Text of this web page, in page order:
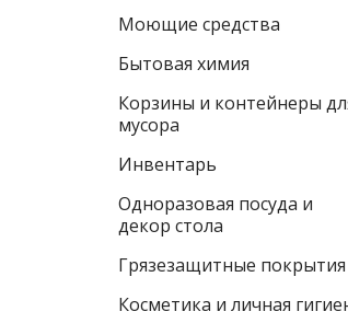
Моющие средства
Бытовая химия
Корзины и контейнеры
мусора
Инвентарь
Одноразовая посуда и
декор стола
Грязезащитные покрытия
Косметика и личная